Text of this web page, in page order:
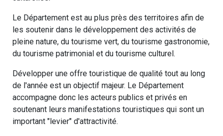
Le Département est au plus près des territoires afin de
les soutenir dans le développement des activités de
pleine nature, du tourisme vert, du tourisme gastronomie,
du tourisme patrimonial et du tourisme culturel.
Développer une offre touristique de qualité tout au long
de l'année est un objectif majeur. Le Département
accompagne donc les acteurs publics et privés en
soutenant leurs manifestations touristiques qui sont un
important "levier" d'attractivité.